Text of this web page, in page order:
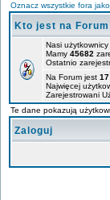
Oznacz wszystkie fora
Kto jest na Forum
Nasi
Mamy 45682
Ostatnio
Na Forum jest 17
Najwięcej
Zarejestrowani
Te dane pokazują
Zaloguj